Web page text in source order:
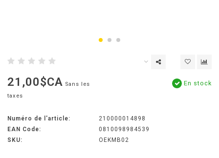
21,00$CA Sans les
taxes
En stock
Numéro de l'article:
210000014898
EAN Code:
0810098984539
SKU:
OEKMB02